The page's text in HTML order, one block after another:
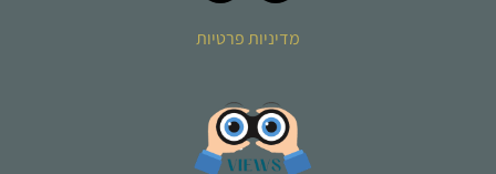
מדיניות פרטיות